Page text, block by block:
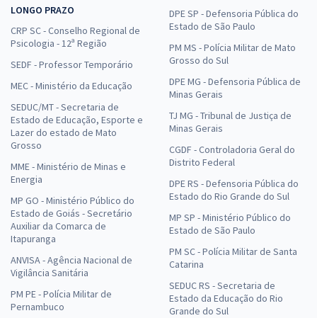
LONGO PRAZO
CRP SC - Conselho Regional de
Psicologia - 12ª Região
SEDF - Professor Temporário
MEC - Ministério da Educação
SEDUC/MT - Secretaria de
Estado de Educação, Esporte e
Lazer do estado de Mato
Grosso
MME - Ministério de Minas e
Energia
MP GO - Ministério Público do
Estado de Goiás - Secretário
Auxiliar da Comarca de
Itapuranga
ANVISA - Agência Nacional de
Vigilância Sanitária
PM PE - Polícia Militar de
Pernambuco
DPE SP - Defensoria Pública do
Estado de São Paulo
PM MS - Polícia Militar de Mato
Grosso do Sul
DPE MG - Defensoria Pública de
Minas Gerais
TJ MG - Tribunal de Justiça de
Minas Gerais
CGDF - Controladoria Geral do
Distrito Federal
DPE RS - Defensoria Pública do
Estado do Rio Grande do Sul
MP SP - Ministério Público do
Estado de São Paulo
PM SC - Polícia Militar de Santa
Catarina
SEDUC RS - Secretaria de
Estado da Educação do Rio
Grande do Sul